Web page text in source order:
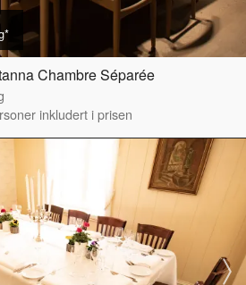
Chambre Séparée
inkludert i prisen